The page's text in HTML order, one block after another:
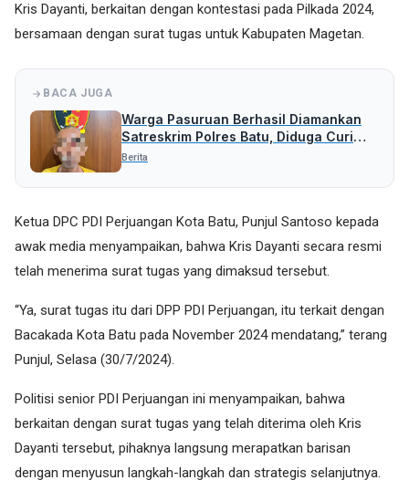
Kris Dayanti, berkaitan dengan kontestasi pada Pilkada 2024,
bersamaan dengan surat tugas untuk Kabupaten Magetan.
BACA JUGA
Warga Pasuruan Berhasil Diamankan
Satreskrim Polres Batu, Diduga Curi
Uang Rp 5 Juta
Berita
Ketua DPC PDI Perjuangan Kota Batu, Punjul Santoso kepada
awak media menyampaikan, bahwa Kris Dayanti secara resmi
telah menerima surat tugas yang dimaksud tersebut.
“Ya, surat tugas itu dari DPP PDI Perjuangan, itu terkait dengan
Bacakada Kota Batu pada November 2024 mendatang,” terang
Punjul, Selasa (30/7/2024).
Politisi senior PDI Perjuangan ini menyampaikan, bahwa
berkaitan dengan surat tugas yang telah diterima oleh Kris
Dayanti tersebut, pihaknya langsung merapatkan barisan
dengan menyusun langkah-langkah dan strategis selanjutnya.